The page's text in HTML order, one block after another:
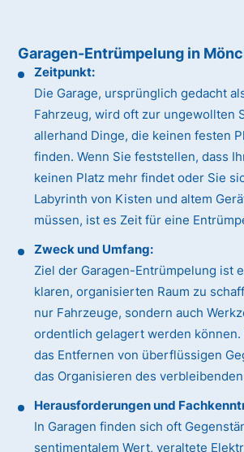
Garagen-Entrümpelung in
Zeitpunkt:
Die Garage, ursprünglich gedacht
Fahrzeug, wird oft zur ungewollten
allerhand Dinge, die keinen festen
finden. Wenn Sie feststellen, dass
keinen Platz mehr findet oder Sie
Labyrinth von Kisten und altem
müssen, ist es Zeit für eine
Zweck und Umfang:
Ziel der Garagen-Entrümpelung ist
klaren, organisierten Raum zu
nur Fahrzeuge, sondern auch
ordentlich gelagert werden
das Entfernen von überflüssigen
das Organisieren des
Herausforderungen und
In Garagen finden sich oft
sentimentalem Wert, veraltete